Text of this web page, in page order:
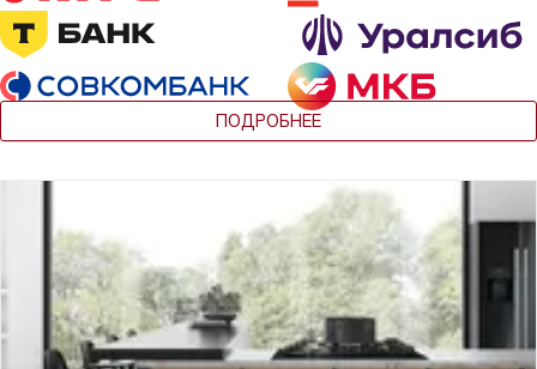
ПОДРОБНЕЕ